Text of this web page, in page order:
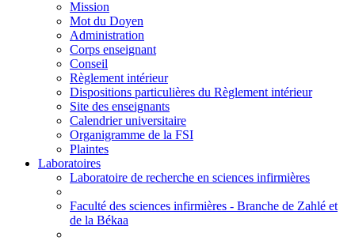
Mission
Mot du Doyen
Administration
Corps enseignant
Conseil
Règlement intérieur
Dispositions particulières du Règlement intérieur
Site des enseignants
Calendrier universitaire
Organigramme de la FSI
Plaintes
Laboratoires
Laboratoire de recherche en sciences infirmières
Faculté des sciences infirmières - Branche de Zahlé et
de la Békaa